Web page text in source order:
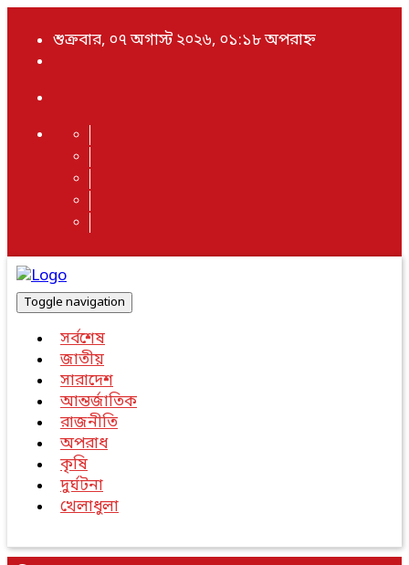
শুক্রবার, ০৭ অগাস্ট ২০২৬, ০১:১৮ অপরাহ্ন
Toggle navigation
সর্বশেষ
জাতীয়
সারাদেশ
আন্তর্জাতিক
রাজনীতি
অপরাধ
কৃষি
দুর্ঘটনা
খেলাধুলা